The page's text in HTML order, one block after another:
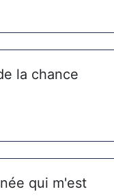
la chance
qui m'est